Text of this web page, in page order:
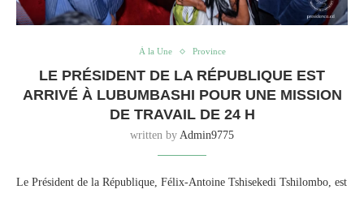
À la Une Province
LE PRÉSIDENT DE LA RÉPUBLIQUE EST
ARRIVÉ À LUBUMBASHI POUR UNE MISSION
DE TRAVAIL DE 24 H
written by Admin9775
Le Président de la République, Félix-Antoine Tshisekedi Tshilombo, est